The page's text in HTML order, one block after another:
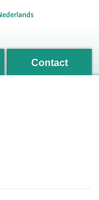
Contact